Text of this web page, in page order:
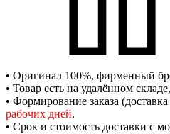
• Оригинал 100%, фирменный
• Товар есть на удалённом
• Формирование заказа
рабочих дней.
• Срок и стоимость доставки с